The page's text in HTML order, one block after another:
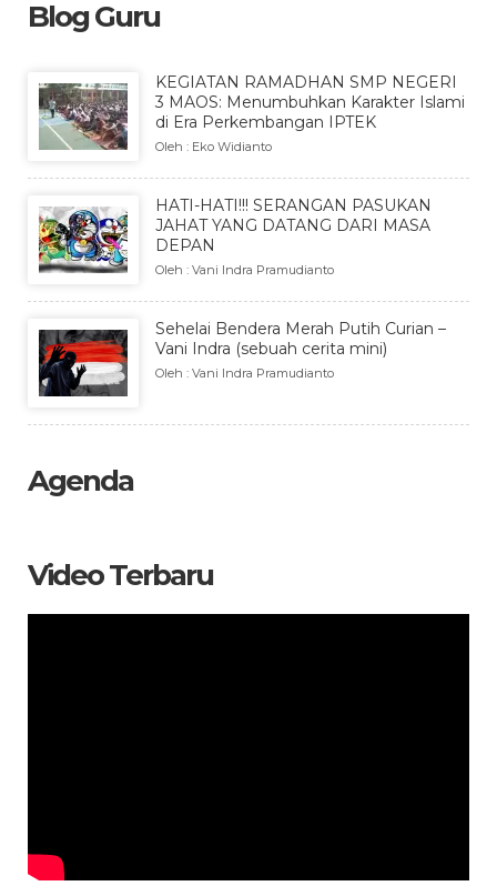
Blog Guru
KEGIATAN RAMADHAN SMP NEGERI
3 MAOS: Menumbuhkan Karakter Islami
di Era Perkembangan IPTEK
Oleh : Eko Widianto
HATI-HATI!!! SERANGAN PASUKAN
JAHAT YANG DATANG DARI MASA
DEPAN
Oleh : Vani Indra Pramudianto
Sehelai Bendera Merah Putih Curian –
Vani Indra (sebuah cerita mini)
Oleh : Vani Indra Pramudianto
Agenda
Video Terbaru